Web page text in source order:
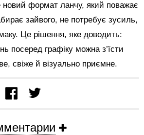
формат ланчу, який поважає
зайвого, не потребує зусиль,
Це рішення, яке доводить:
посеред графіку можна з’їсти
свіже й візуально приємне.